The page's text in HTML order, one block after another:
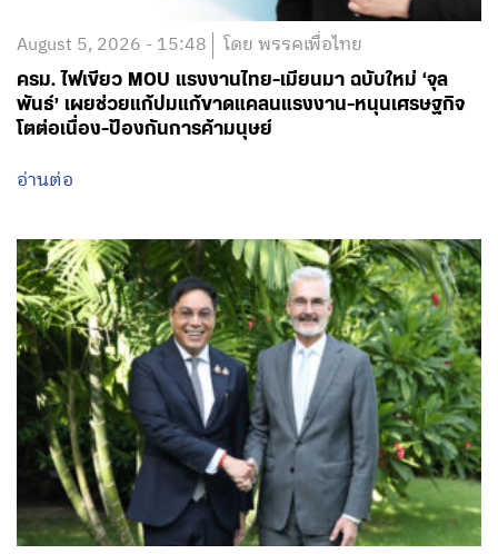
August 5, 2026 - 15:48 โดย พรรคเพื่อไทย
ครม. ไฟเขียว MOU แรงงานไทย-เมียนมา ฉบับใหม่ ‘จุล
พันธ์’ เผยช่วยแก้ปมแก้ขาดแคลนแรงงาน-หนุนเศรษฐกิจ
โตต่อเนื่อง-ป้องกันการค้ามนุษย์
อ่านต่อ